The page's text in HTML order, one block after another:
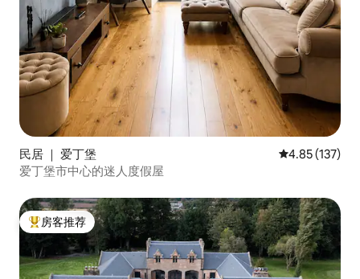
民居 ｜ 爱丁堡 平均评分 4.85
4.85 (137)
爱丁堡市中心的迷人度假屋
热门「房客推荐」
房客推荐